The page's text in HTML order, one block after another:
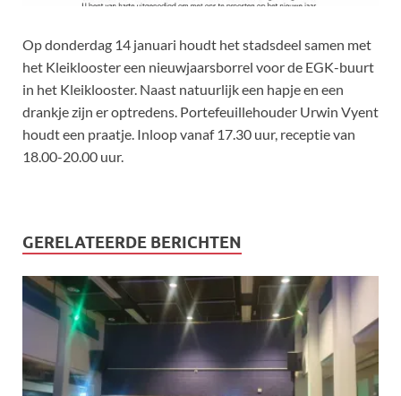
Op donderdag 14 januari houdt het stadsdeel samen met
het Kleiklooster een nieuwjaarsborrel voor de EGK-buurt
in het Kleiklooster. Naast natuurlijk een hapje en een
drankje zijn er optredens. Portefeuillehouder Urwin Vyent
houdt een praatje. Inloop vanaf 17.30 uur, receptie van
18.00-20.00 uur.
GERELATEERDE BERICHTEN